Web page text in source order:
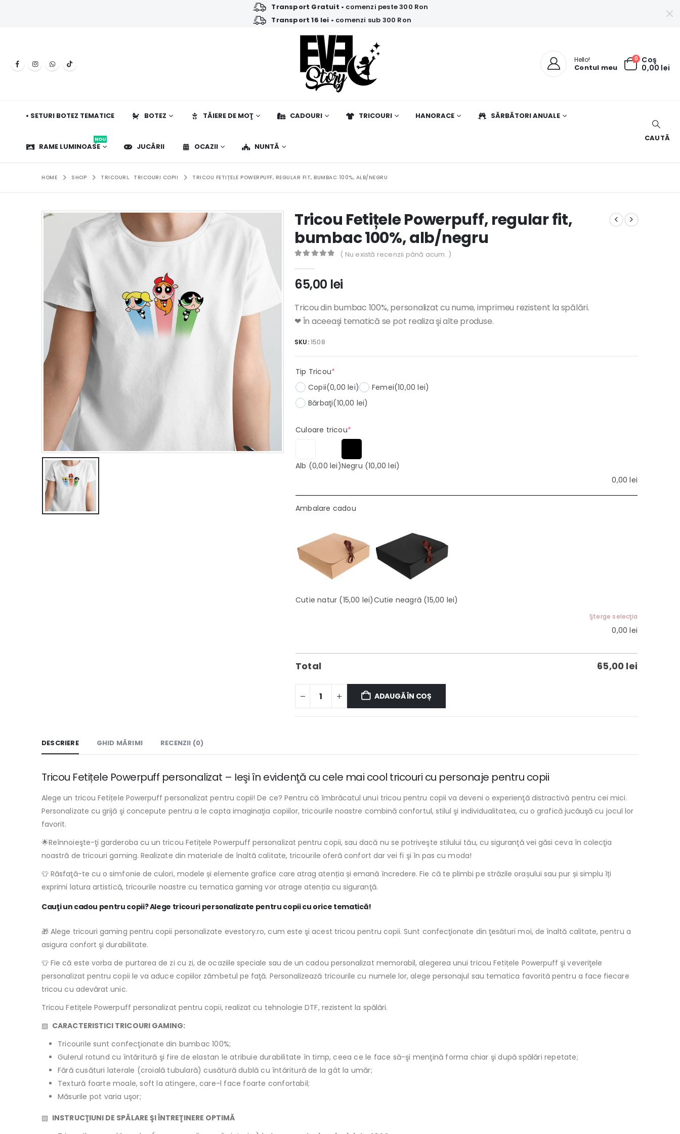
Transport Gratuit • comenzi peste 300 Ron
Transport 16 lei • comenzi sub 300 Ron
Hello!
Contul meu
0 Coş
0,00 lei
• SETURI BOTEZ TEMATICE BOTEZ TĂIERE DE MOŢ CADOURI TRICOURI HANORACE SĂRBĂTORI ANUALE
RAME LUMINOASE
NOU
JUCĂRII OCAZII NUNTĂ
CAUTĂ
HOME SHOP TRICOURI, TRICOURI COPII TRICOU FETIȚELE POWERPUFF, REGULAR FIT, BUMBAC 100%, ALB/NEGRU
Tricou Fetițele Powerpuff, regular fit,
bumbac 100%, alb/negru
( Nu există recenzii până acum. )
65,00 lei
Tricou din bumbac 100%, personalizat cu nume, imprimeu rezistent la spălări.
❤ În aceeaşi tematică se pot realiza şi alte produse.
SKU:1508
Tip Tricou*
Copii(0,00 lei) Femei(10,00 lei)
Bărbaţi(10,00 lei)
Culoare tricou*(required)
Alb (0,00 lei)Negru (10,00 lei)
0,00lei
Ambalare cadou
Cutie natur (15,00 lei)Cutie neagră (15,00 lei)
Şterge selecţia
0,00lei
Total 65,00 lei
ADAUGĂ ÎN COȘ
DESCRIERE GHID MĂRIMI RECENZII (0)
Tricou Fetițele Powerpuff personalizat – Ieşi în evidenţă cu cele mai cool tricouri cu personaje pentru copii
Alege un tricou Fetițele Powerpuff personalizat pentru copii! De ce? Pentru că îmbrăcatul unui tricou pentru copii va deveni o experienţă distractivă pentru cei mici.
Personalizate cu grijă şi concepute pentru a le capta imaginaţia copiilor, tricourile noastre combină confortul, stilul şi individualitatea, cu o grafică jucăuşă cu jocul lor
favorit.
🌟Reînnoieşte-ţi garderoba cu un tricou Fetițele Powerpuff personalizat pentru copii, sau dacă nu se potriveşte stilului tău, cu siguranţă vei găsi ceva în colecţia
noastră de tricouri gaming. Realizate din materiale de înaltă calitate, tricourile oferă confort dar vei fi şi în pas cu moda!
👕 Răsfaţă-te cu o simfonie de culori, modele și elemente grafice care atrag atenția și emană încredere. Fie că te plimbi pe străzile orașului sau pur și simplu îți
exprimi latura artistică, tricourile noastre cu tematica gaming vor atrage atenția cu siguranţă.
Cauţi un cadou pentru copii? Alege tricouri personalizate pentru copii cu orice tematică!
🎁 Alege tricouri gaming pentru copii personalizate evestory.ro, cum este şi acest tricou pentru copii. Sunt confecţionate din ţesături moi, de înaltă calitate, pentru a
asigura confort şi durabilitate.
👕 Fie că este vorba de purtarea de zi cu zi, de ocaziile speciale sau de un cadou personalizat memorabil, alegerea unui tricou Fetițele Powerpuff şi veveriţele
personalizat pentru copii le va aduce copiilor zâmbetul pe faţă. Personalizează tricourile cu numele lor, alege personajul sau tematica favorită pentru a face fiecare
tricou cu adevărat unic.
Tricou Fetițele Powerpuff personalizat pentru copii, realizat cu tehnologie DTF, rezistent la spălări.
▧ CARACTERISTICI TRICOURI GAMING:
Tricourile sunt confecţionate din bumbac 100%;
Gulerul rotund cu întăritură şi fire de elastan le atribuie durabilitate în timp, ceea ce le face să-şi menţină forma chiar şi după spălări repetate;
Fără cusături laterale (croială tubulară) cusătură dublă cu întăritură de la gât la umăr;
Textură foarte moale, soft la atingere, care-l face foarte confortabil;
Măsurile pot varia uşor;
▧ INSTRUCŢIUNI DE SPĂLARE ŞI ÎNTREŢINERE OPTIMĂ